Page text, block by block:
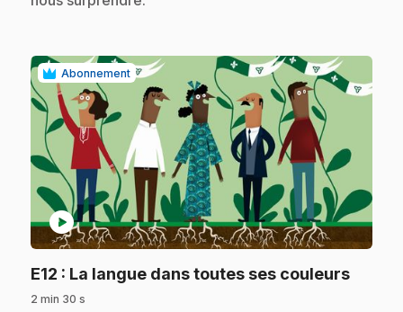
Abonnement
play_circle
E12 : La langue dans toutes ses couleurs.
2 min 30 s